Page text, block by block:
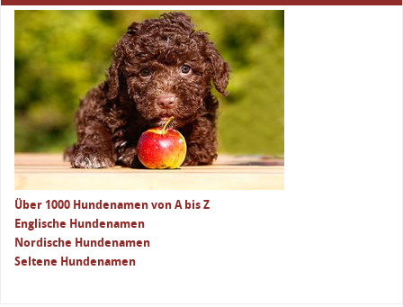
Über 1000 Hundenamen von A bis Z
Englische Hundenamen
Nordische Hundenamen
Seltene Hundenamen